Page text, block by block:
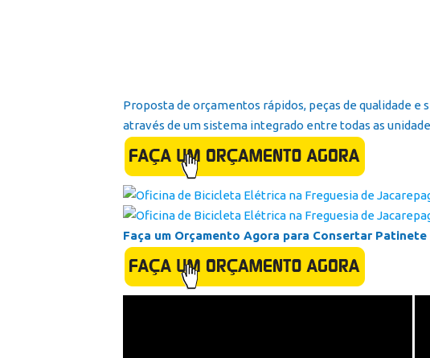
Proposta de orçamentos rápidos, peças de qualidade
através de um sistema integrado entre todas as
Faça um Orçamento Agora para Consertar